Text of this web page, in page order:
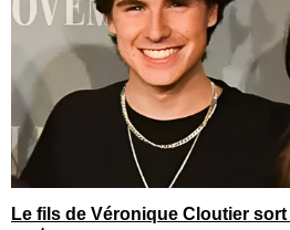
Le fils de Véronique Cloutier